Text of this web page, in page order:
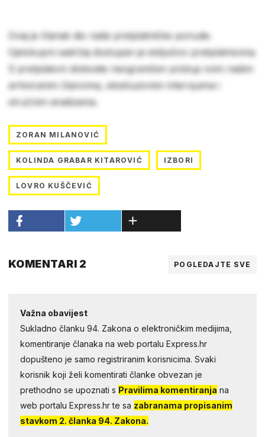
Ovaj je članak dio naše pretplatničke ponude.
Cjelokupni sadržaj dostupan je isključivo pretplatnicima.
S pretplatom dobivate neograničen pristup svim našim
arhiviranim člancima, ekskluzivnim intervjuima i
stručnim analizama.
ZORAN MILANOVIĆ
KOLINDA GRABAR KITAROVIĆ IZBORI
LOVRO KUŠČEVIĆ
KOMENTARI 2 POGLEDAJTE SVE
Važna obavijest
Sukladno članku 94. Zakona o elektroničkim medijima,
komentiranje članaka na web portalu Express.hr
dopušteno je samo registriranim korisnicima. Svaki
korisnik koji želi komentirati članke obvezan je
prethodno se upoznati s Pravilima komentiranja na
web portalu Express.hr te sa zabranama propisanim
stavkom 2. članka 94. Zakona.